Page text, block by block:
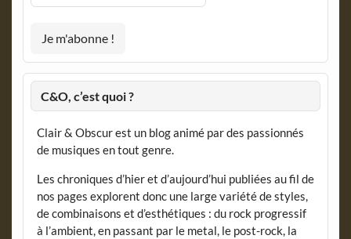
C&O, c’est quoi ?
Clair & Obscur est un blog animé par des passionnés
de musiques en tout genre.
Les chroniques d’hier et d’aujourd’hui publiées au fil de
nos pages explorent donc une large variété de styles,
de combinaisons et d’esthétiques : du rock progressif
à l’ambient, en passant par le metal, le post-rock, la